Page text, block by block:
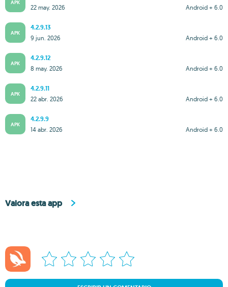
APK
Android + 6.0
22 may. 2026
APK
4.2.9.13
Android + 6.0
9 jun. 2026
APK
4.2.9.12
Android + 6.0
8 may. 2026
APK
4.2.9.11
Android + 6.0
22 abr. 2026
APK
4.2.9.9
Android + 6.0
14 abr. 2026
Valora esta app